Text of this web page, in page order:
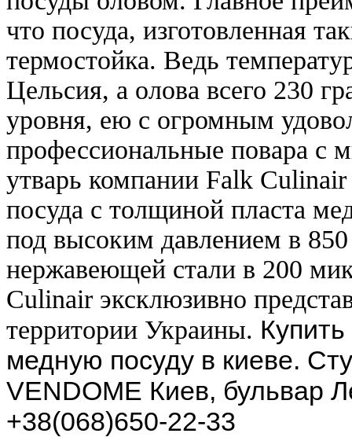
что посуда, изготовленная
термостойка. Ведь
Цельсия, а олова всего 230
уровня, ею с огромным
профессиональные повара с
утварь компании Falk
посуда с толщиной пласта
под высоким давлением в
нержавеющей стали в 200
Culinair эксклюзивно
территории Украины.
медную посуду в киеве.
VENDOME Киев, бульвар
+38(068)650-22-33